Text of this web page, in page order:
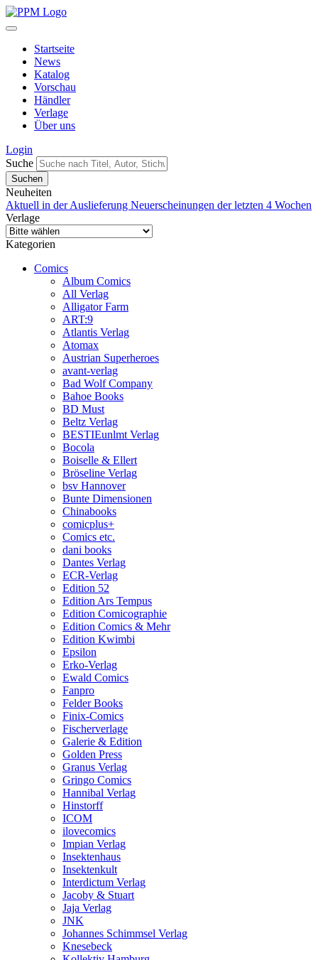
Startseite
News
Katalog
Vorschau
Händler
Verlage
Über uns
Login
Suche
Neuheiten
Aktuell in der Auslieferung Neuerscheinungen der letzten 4 Wochen
Verlage
Kategorien
Comics
Album Comics
All Verlag
Alligator Farm
ART:9
Atlantis Verlag
Atomax
Austrian Superheroes
avant-verlag
Bad Wolf Company
Bahoe Books
BD Must
Beltz Verlag
BESTIEunlmt Verlag
Bocola
Boiselle & Ellert
Bröseline Verlag
bsv Hannover
Bunte Dimensionen
Chinabooks
comicplus+
Comics etc.
dani books
Dantes Verlag
ECR-Verlag
Edition 52
Edition Ars Tempus
Edition Comicographie
Edition Comics & Mehr
Edition Kwimbi
Epsilon
Erko-Verlag
Ewald Comics
Fanpro
Felder Books
Finix-Comics
Fischerverlage
Galerie & Edition
Golden Press
Granus Verlag
Gringo Comics
Hannibal Verlag
Hinstorff
ICOM
ilovecomics
Impian Verlag
Insektenhaus
Insektenkult
Interdictum Verlag
Jacoby & Stuart
Jaja Verlag
JNK
Johannes Schimmsel Verlag
Knesebeck